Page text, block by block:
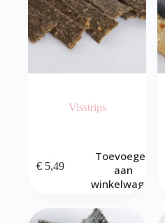
productpagina
Visstrips
€ 5,49
Toevoegen
aan
winkelwagen